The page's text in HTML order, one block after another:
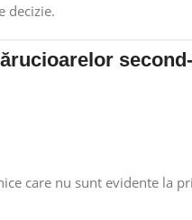
decizie.
care nu sunt evidente la